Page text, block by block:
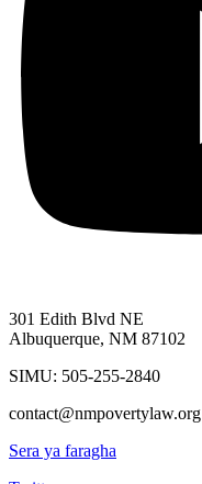
301 Edith Blvd NE
Albuquerque, NM 87102
SIMU: 505-255-2840
contact@nmpovertylaw.org
Sera ya faragha